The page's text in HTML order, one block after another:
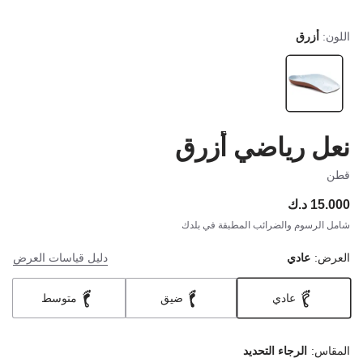
اللون: أزرق
نعل رياضي أزرق
قطن
15.000 د.ك
شامل الرسوم والضرائب المطبقة في بلدك
العرض: عادي دليل قياسات العرض
عادي ضيق متوسط
المقاس: الرجاء التحديد